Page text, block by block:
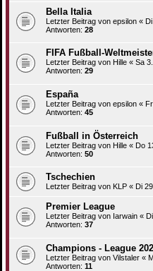
Bella Italia
Letzter Beitrag von epsilon «
Antworten: 28
FIFA Fußball-
Letzter Beitrag von Hille « Sa
Antworten: 29
España
Letzter Beitrag von epsilon «
Antworten: 45
Fußball in Österreich
Letzter Beitrag von Hille « Do
Antworten: 50
Tschechien
Letzter Beitrag von KLP « Di
Premier League
Letzter Beitrag von Iarwain «
Antworten: 37
Champions - League
Letzter Beitrag von Vilstaler «
Antworten: 11